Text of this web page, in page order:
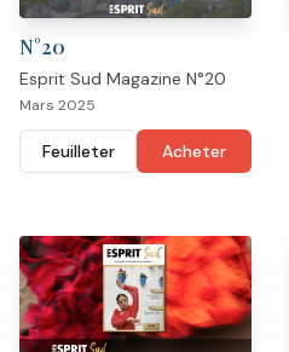
N°20
Esprit Sud Magazine N°20
Mars 2025
Feuilleter Acheter